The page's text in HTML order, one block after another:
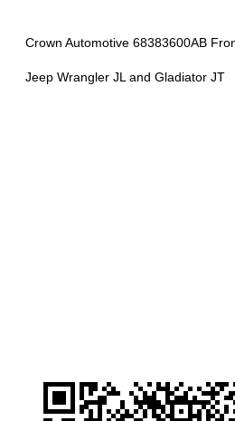
Crown Automotive 68383600AB
Jeep Wrangler JL and Gladiator JT